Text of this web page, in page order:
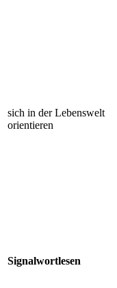
sich in der Lebenswelt
orientieren
Signalwortlesen